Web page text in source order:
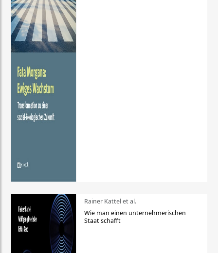
Rainer Kattel et al.
Wie man einen unternehmerischen
Staat schafft